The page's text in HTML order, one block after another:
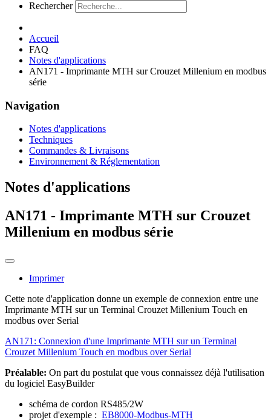
Rechercher
Accueil
FAQ
Notes d'applications
AN171 - Imprimante MTH sur Crouzet Millenium en modbus
série
Navigation
Notes d'applications
Techniques
Commandes & Livraisons
Environnement & Réglementation
Notes d'applications
AN171 - Imprimante MTH sur Crouzet
Millenium en modbus série
Imprimer
Cette note d'application donne un exemple de connexion entre une
Imprimante MTH sur un Terminal Crouzet Millenium Touch en
modbus over Serial
AN171: Connexion d'une Imprimante MTH sur un Terminal
Crouzet Millenium Touch en modbus over Serial
Préalable: On part du postulat que vous connaissez déjà l'utilisation
du logiciel EasyBuilder
schéma de cordon RS485/2W
projet d'exemple : EB8000-Modbus-MTH